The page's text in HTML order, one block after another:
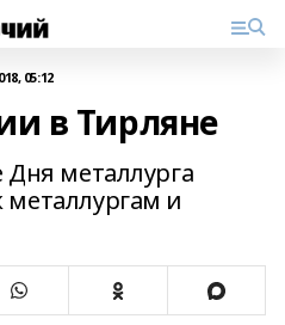
05:12
в Тирляне
Дня металлурга
и